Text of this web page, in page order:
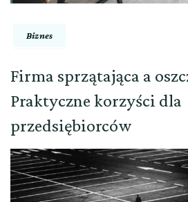
Biznes
Firma sprzątająca a
Praktyczne korzyści dla
przedsiębiorców